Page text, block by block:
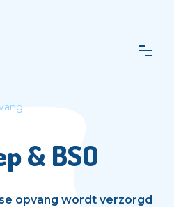
& BSO
opvang wordt verzorgd